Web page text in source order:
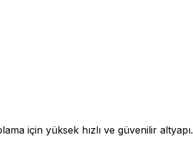
için yüksek hızlı ve güvenilir altyapı.